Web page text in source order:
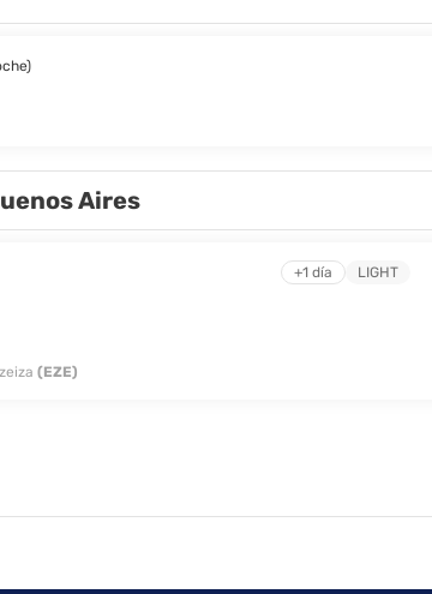
Aires
(EZE)
+1 día LIGHT